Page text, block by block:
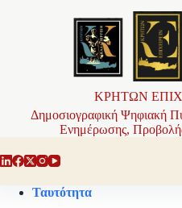
ΚΡΗΤΩΝ
Δημοσιογραφική Ψηφιακή
Ενημέρωσης,
Ταυτότητα